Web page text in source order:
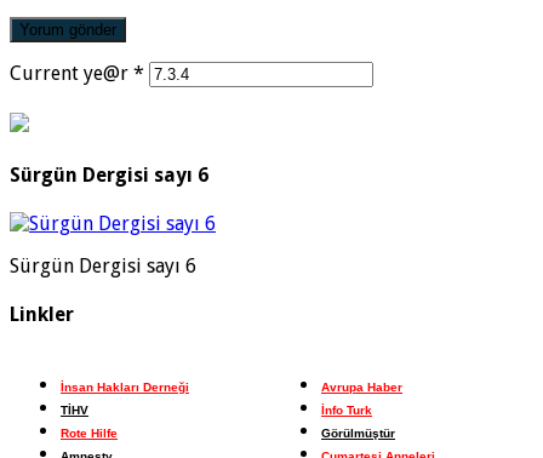
Current ye@r *
Sürgün Dergisi sayı 6
Sürgün Dergisi sayı 6
Linkler
İnsan Hakları Derneği
TİHV
Rote Hilfe
Avrupa Haber
İnfo Turk
Görülmüştür